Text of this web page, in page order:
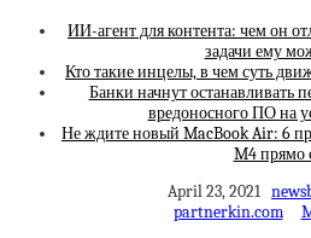
ИИ-агент для контента: чем он
задачи ему
Кто такие инцелы, в чем суть
Банки начнут останавливать
вредоносного ПО на
Не ждите новый MacBook Air: 6
M4 прямо
April 23, 2021
partnerkin.com